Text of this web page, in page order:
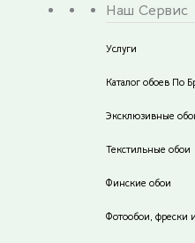
Наш Сервис
Услуги
Каталог обоев По
Эксклюзивные
Текстильные обои
Финские обои
Фотообои, фрески